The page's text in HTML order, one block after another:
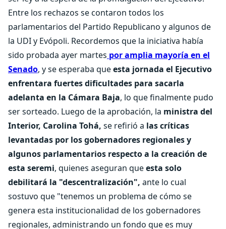
Entre los rechazos se contaron todos los
parlamentarios del Partido Republicano y algunos de
la UDI y Evópoli. Recordemos que la iniciativa había
sido probada ayer martes por amplia mayoría en el
Senado, y se esperaba queesta jornada el Ejecutivo
enfrentara fuertes dificultades para sacarla
adelanta en la Cámara Baja, lo que finalmente pudo
ser sorteado. Luego de la aprobación, la ministra del
Interior, Carolina Tohá, se refirió a las críticas
levantadas por los gobernadores regionales y
algunos parlamentarios respecto a la creación de
esta seremi, quienes aseguran queesta solo
debilitará la "descentralización", ante lo cual
sostuvo que "tenemos un problema de cómo se
genera esta institucionalidad de los gobernadores
regionales, administrando un fondo que es muy